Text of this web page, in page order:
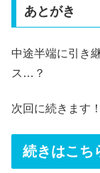
あとがき
中途半端に引き
ス…？
次回に続きます！
続きはこち